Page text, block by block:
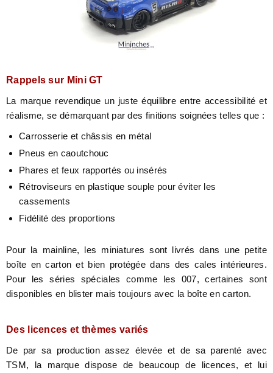
Rappels sur Mini GT
La marque revendique un juste équilibre entre accessibilité et
réalisme, se démarquant par des finitions soignées telles que :
Carrosserie et châssis en métal
Pneus en caoutchouc
Phares et feux rapportés ou insérés
Rétroviseurs en plastique souple pour éviter les
cassements
Fidélité des proportions
Pour la mainline, les miniatures sont livrés dans une petite
boîte en carton et bien protégée dans des cales intérieures.
Pour les séries spéciales comme les 007, certaines sont
disponibles en blister mais toujours avec la boîte en carton.
Des licences et thèmes variés
De par sa production assez élevée et de sa parenté avec
TSM, la marque dispose de beaucoup de licences, et lui